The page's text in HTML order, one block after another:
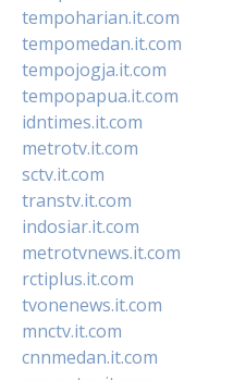
tempoharian.it.com
tempomedan.it.com
tempojogja.it.com
tempopapua.it.com
idntimes.it.com
metrotv.it.com
sctv.it.com
transtv.it.com
indosiar.it.com
metrotvnews.it.com
rctiplus.it.com
tvonenews.it.com
mnctv.it.com
cnnmedan.it.com